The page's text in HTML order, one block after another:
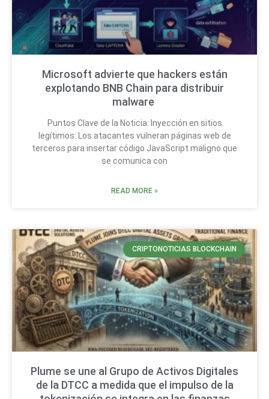
Microsoft advierte que hackers están
explotando BNB Chain para distribuir
malware
Puntos Clave de la Noticia: Inyección en sitios
legítimos: Los atacantes vulneran páginas web de
terceros para insertar código JavaScript maligno que
se comunica con
READ MORE »
CRIPTONOTICIAS BLOCKCHAIN
Plume se une al Grupo de Activos Digitales
de la DTCC a medida que el impulso de la